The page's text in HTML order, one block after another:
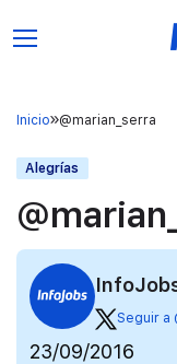
Inicio @marian_serra
Alegrías
Seguir a
23/09/2016